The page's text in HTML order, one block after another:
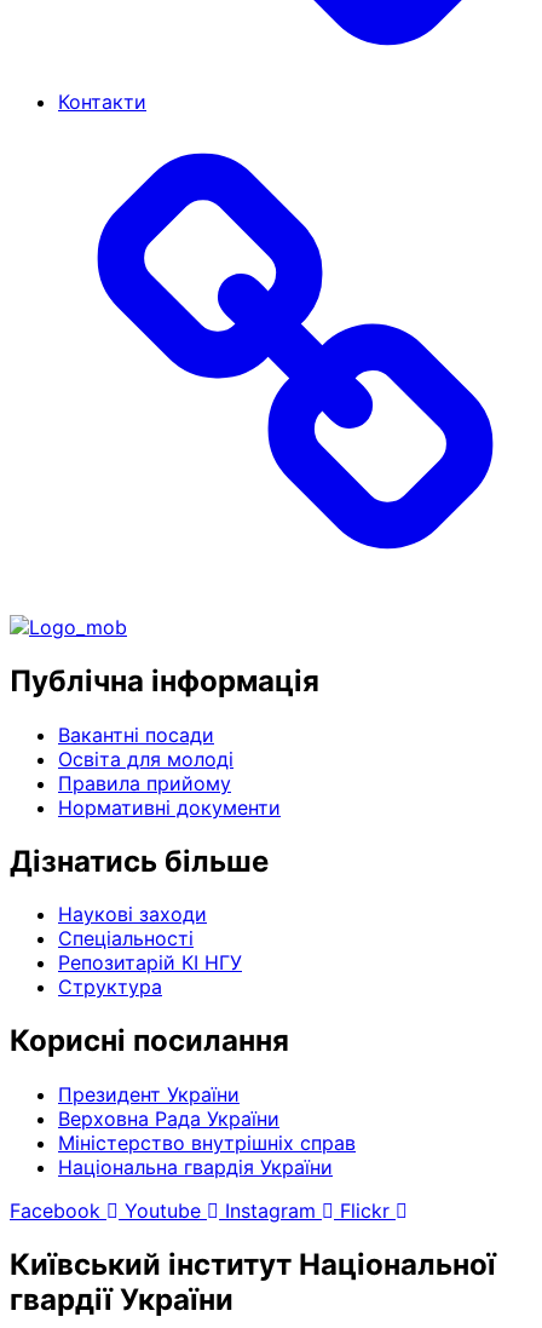
Контакти
Публічна інформація
Вакантні посади
Освіта для молоді
Правила прийому
Нормативні документи
Дізнатись більше
Наукові заходи
Спеціальності
Репозитарій КІ НГУ
Структура
Корисні посилання
Президент України
Верховна Рада України
Міністерство внутрішніх справ
Національна гвардія України
Facebook
Youtube Instagram Flickr
Київський інститут Національної
гвардії України